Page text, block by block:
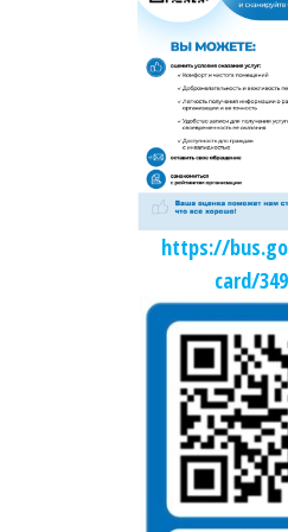
https://
card/